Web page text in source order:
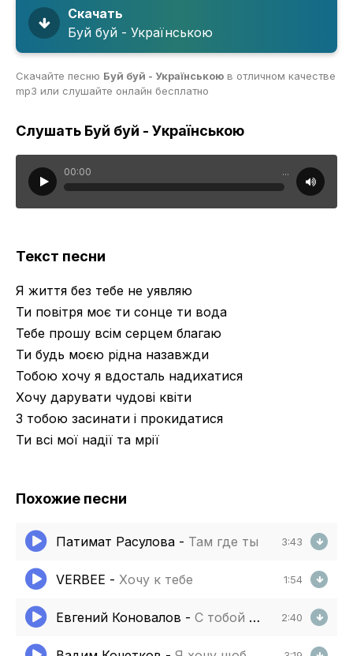
Скачать
Буй буй - Українською
Скачайте песню Буй буй - Українською в отличном качестве
mp3 или слушайте онлайн бесплатно
Слушать Буй буй - Українською
00:00 ...
Текст песни
Я життя без тебе не уявляю
Ти повітря моє ти сонце ти вода
Тебе прошу всім серцем благаю
Ти будь моєю рідна назавжди
Тобою хочу я вдосталь надихатися
Хочу дарувати чудові квіти
З тобою засинати і прокидатися
Ти всі мої надії та мрії
Похожие песни
Патимат Расулова - Там где ты 3:43
VERBEE - Хочу к тебе 1:54
Евгений Коновалов - С тобой на море я 2:40